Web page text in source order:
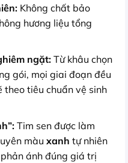
Không chất bảo
hương liệu tổng
ngặt:Từ khâu chọn
gói, mọi giai đoạn đều
tiêu chuẩn vệ sinh
Tim sen được làm
màu xanh tự nhiên
ánh đúng giá trị